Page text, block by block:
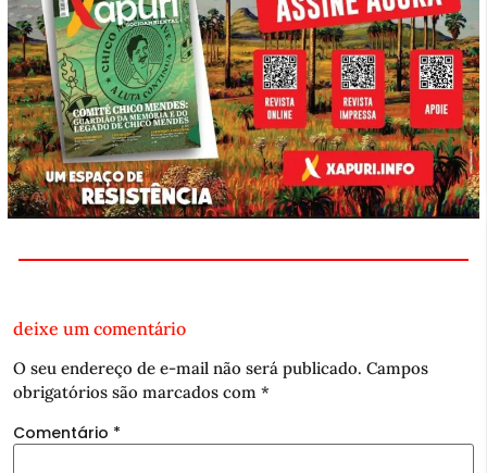
deixe um comentário
O seu endereço de e-mail não será publicado. Campos
obrigatórios são marcados com *
Comentário *